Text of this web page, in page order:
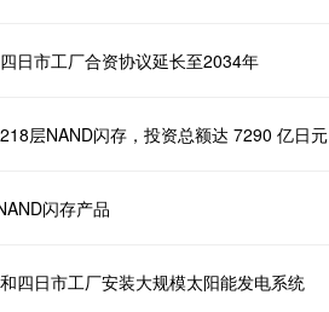
日市工厂合资协议延长至2034年
层NAND闪存，投资总额达 7290 亿日元
闪存产品
四日市工厂安装大规模太阳能发电系统